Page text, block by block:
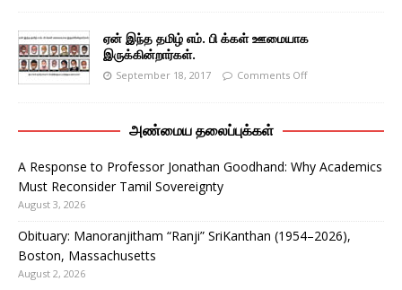
ஏன் இந்த தமிழ் எம். பி க்கள் ஊமையாக
இருக்கின்றார்கள்.
September 18, 2017 Comments Off
அண்மைய தலைப்புக்கள்
A Response to Professor Jonathan Goodhand: Why Academics
Must Reconsider Tamil Sovereignty
August 3, 2026
Obituary: Manoranjitham “Ranji” SriKanthan (1954–2026),
Boston, Massachusetts
August 2, 2026